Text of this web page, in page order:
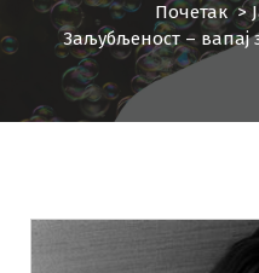
ж
Почетак >
Заљубљеност –